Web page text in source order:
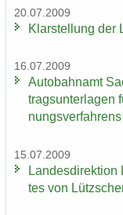
20.07.2009
Klar­stel­lung der
16.07.2009
Au­to­bahn­amt
trags­un­ter­la­gen
15.07.2009
Lan­des­di­rek­ti­on
tes von